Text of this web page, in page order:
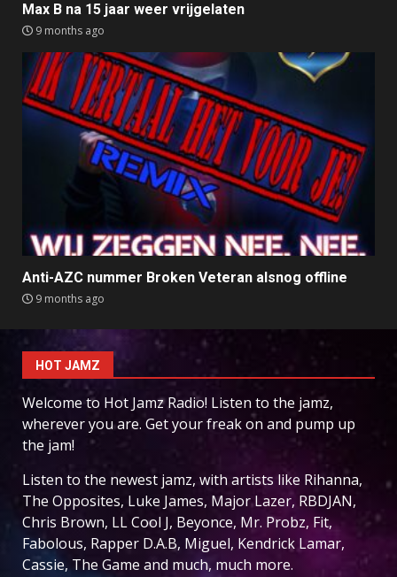
Max B na 15 jaar weer vrijgelaten
9 months ago
Anti-AZC nummer Broken Veteran alsnog offline
9 months ago
HOT JAMZ
Welcome to Hot Jamz Radio! Listen to the jamz,
wherever you are. Get your freak on and pump up
the jam!
Listen to the newest jamz, with artists like Rihanna,
The Opposites, Luke James, Major Lazer, RBDJAN,
Chris Brown, LL Cool J, Beyonce, Mr. Probz, Fit,
Fabolous, Rapper D.A.B, Miguel, Kendrick Lamar,
Cassie, The Game and much, much more.